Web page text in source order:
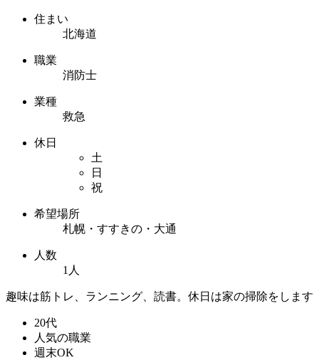
住まい
北海道
職業
消防士
業種
救急
休日
土
日
祝
希望場所
札幌・すすきの・大通
人数
1人
趣味は筋トレ、ランニング、読書。休日は家の掃除をします
20代
人気の職業
週末OK